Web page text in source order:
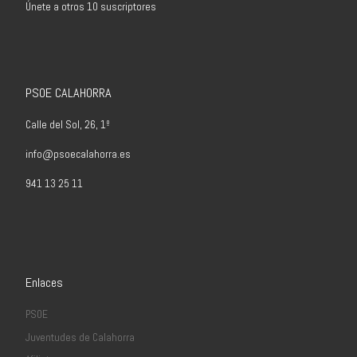
Únete a otros 10 suscriptores
PSOE CALAHORRA
Calle del Sol, 26, 1º
info@psoecalahorra.es
941 13 25 11
Enlaces
PSOE
Juventudes de Calahorra